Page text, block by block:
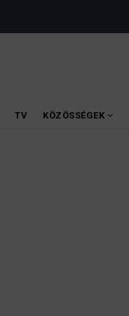
TV KÖZÖSSÉGEK